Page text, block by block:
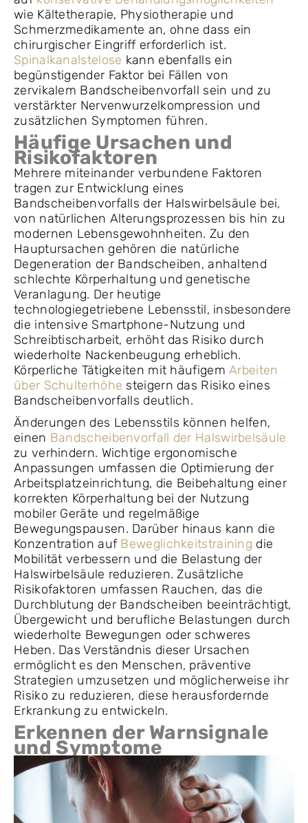
wie Kältetherapie, Physiotherapie und
Schmerzmedikamente an, ohne dass ein
chirurgischer Eingriff erforderlich ist.
Spinalkanalstelose kann ebenfalls ein
begünstigender Faktor bei Fällen von
zervikalem Bandscheibenvorfall sein und zu
verstärkter Nervenwurzelkompression und
zusätzlichen Symptomen führen.
Häufige Ursachen und
Risikofaktoren
Mehrere miteinander verbundene Faktoren
tragen zur Entwicklung eines
Bandscheibenvorfalls der Halswirbelsäule bei,
von natürlichen Alterungsprozessen bis hin zu
modernen Lebensgewohnheiten. Zu den
Hauptursachen gehören die natürliche
Degeneration der Bandscheiben, anhaltend
schlechte Körperhaltung und genetische
Veranlagung. Der heutige
technologiegetriebene Lebensstil, insbesondere
die intensive Smartphone-Nutzung und
Schreibtischarbeit, erhöht das Risiko durch
wiederholte Nackenbeugung erheblich.
Körperliche Tätigkeiten mit häufigemArbeiten
über Schulterhöhe steigern das Risiko eines
Bandscheibenvorfalls deutlich.
Änderungen des Lebensstils können helfen,
einen Bandscheibenvorfall der Halswirbelsäule
zu verhindern. Wichtige ergonomische
Anpassungen umfassen die Optimierung der
Arbeitsplatzeinrichtung, die Beibehaltung einer
korrekten Körperhaltung bei der Nutzung
mobiler Geräte und regelmäßige
Bewegungspausen. Darüber hinaus kann die
Konzentration auf Beweglichkeitstraining die
Mobilität verbessern und die Belastung der
Halswirbelsäule reduzieren. Zusätzliche
Risikofaktoren umfassen Rauchen, das die
Durchblutung der Bandscheiben beeinträchtigt,
Übergewicht und berufliche Belastungen durch
wiederholte Bewegungen oder schweres
Heben. Das Verständnis dieser Ursachen
ermöglicht es den Menschen, präventive
Strategien umzusetzen und möglicherweise ihr
Risiko zu reduzieren, diese herausfordernde
Erkrankung zu entwickeln.
Erkennen der Warnsignale
und Symptome